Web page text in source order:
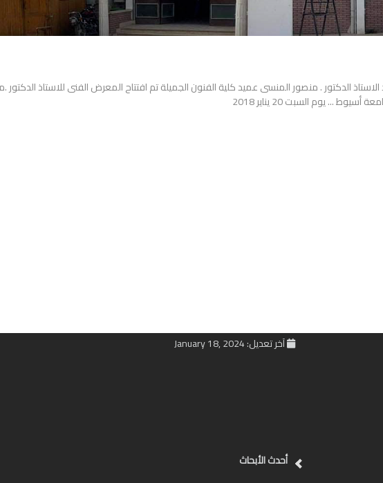
الدكتور . منصور المنسى عميد كلية الفنون الجميلة تم افتتاح المعرض الفنى للاستاذ
... يوم السبت 20 يناير 2018
آخر تعديل: January 18, 2024
أحدث الأبحاث